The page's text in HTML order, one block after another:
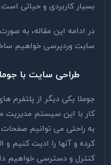
بسیار کاربردی و حیاتی است.
در ادامه این مقاله، به
سایت وردپرسی خواهیم
طراحی سایت با
جوملا یکی دیگر از
کار با این سیستم مدیریت
به راحتی می توانیم
کرده و آنها را ادیت کنیم و
کنترل و دسترسی خواهیم